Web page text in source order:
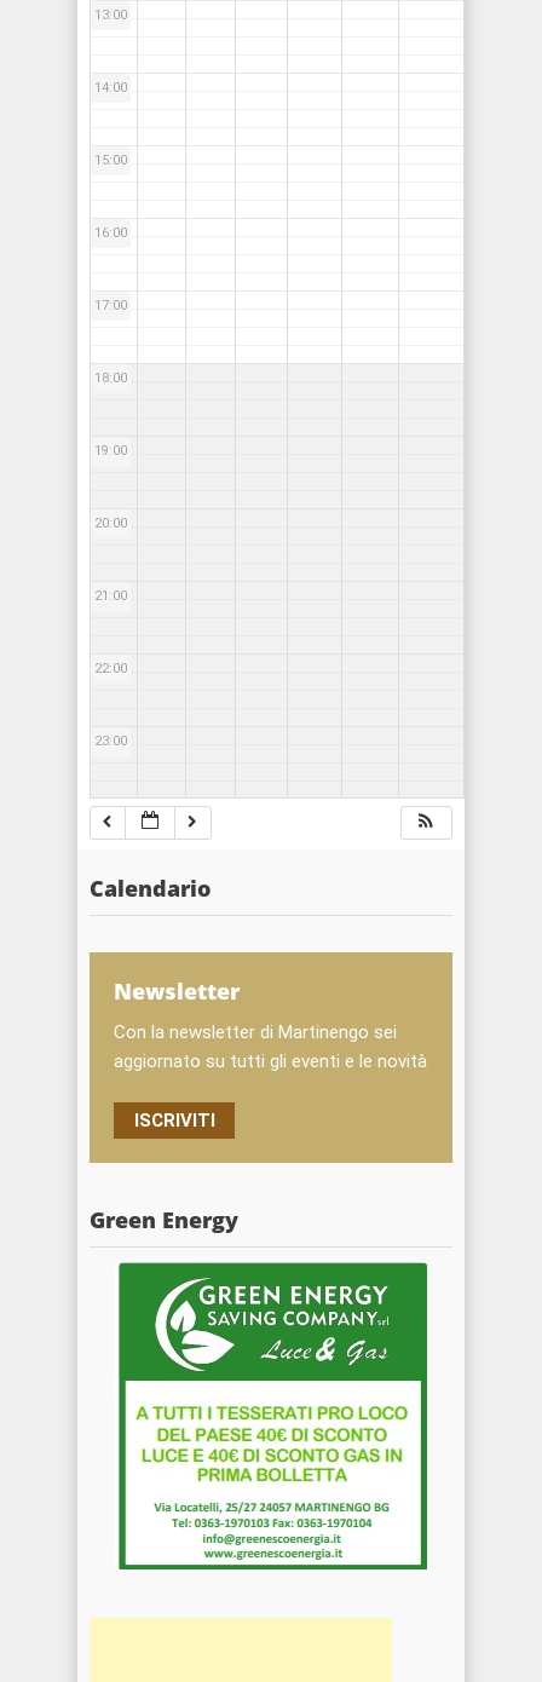
13:00
14:00
15:00
16:00
17:00
18:00
19:00
20:00
21:00
22:00
23:00
Calendario
Newsletter
Con la newsletter di Martinengo sei
aggiornato su tutti gli eventi e le novità
ISCRIVITI
Green Energy